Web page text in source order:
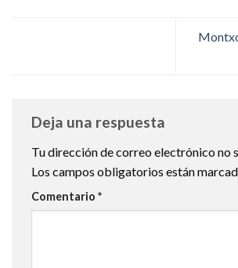
Deja una respuesta
Tu dirección de correo electrónico no
Los campos obligatorios están
Comentario *